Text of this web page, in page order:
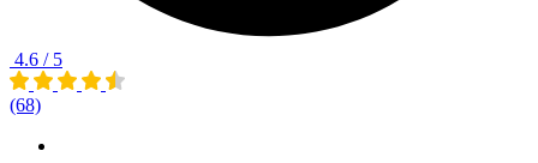
4.6 / 5
(68)